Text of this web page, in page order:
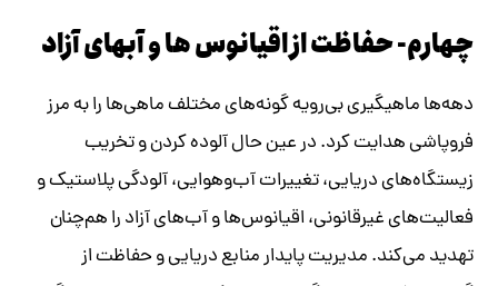
چهارم- حفاظت از اقیانوس ها و آبهای آزاد
دهه‌ها ماهیگیری بی‌رویه گونه‌های مختلف ماهی‌ها را به مرز
فروپاشی هدایت کرد. در عین حال آلوده کردن و تخریب
زیستگاه‌های دریایی، تغییرات آب‌و‌هوایی، آلودگی پلاستیک و
فعالیت‌های غیرقانونی، اقیانوس‌ها و آب‌های آزاد را هم‌چنان
تهدید می‌کند. مدیریت پایدار منابع دریایی و حفاظت از